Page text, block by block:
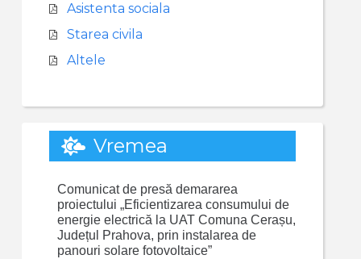
Asistenta sociala
Starea civila
Altele
Vremea
Comunicat de presă demararea
proiectului „Eficientizarea consumului de
energie electrică la UAT Comuna Cerașu,
Județul Prahova, prin instalarea de
panouri solare fotovoltaice”